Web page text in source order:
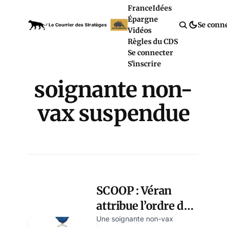
FranceIdées
Épargne
Vidéos
Règles du CDS
Se connecter
S'inscrire
Se
soignante non-
vax suspendue
SCOOP : Véran
attribue l’ordre du
Mérite à une
Une soignante non-vax